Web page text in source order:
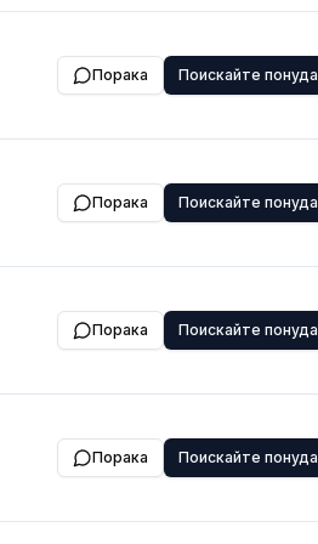
Порака Поискайте понуда
Порака Поискайте понуда
Порака Поискайте понуда
Порака Поискайте понуда